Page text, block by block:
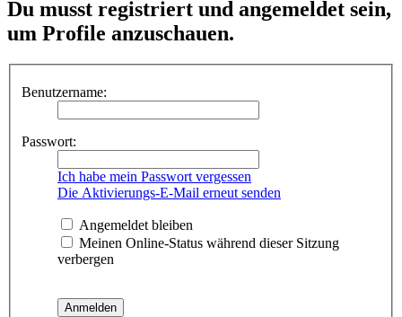
Du musst registriert und angemeldet sein,
um Profile anzuschauen.
Benutzername:
Passwort:
Ich habe mein Passwort vergessen
Die Aktivierungs-E-Mail erneut senden
Angemeldet bleiben
Meinen Online-Status während dieser Sitzung
verbergen